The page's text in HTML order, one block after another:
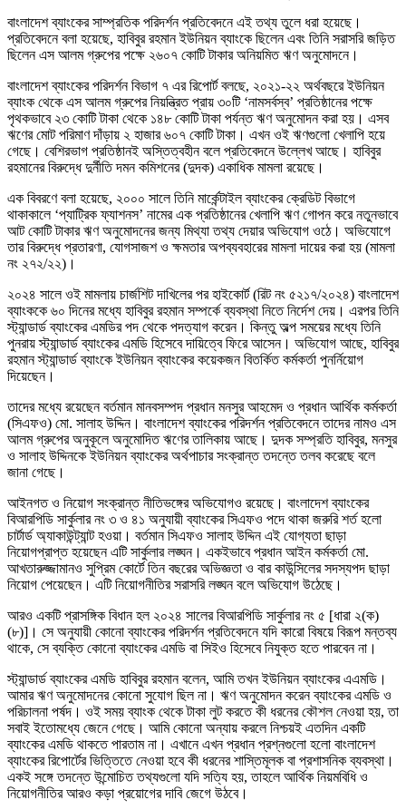
বাংলাদেশ ব্যাংকের সাম্প্রতিক পরিদর্শন প্রতিবেদনে এই তথ্য তুলে ধরা হয়েছে।
প্রতিবেদনে বলা হয়েছে, হাবিবুর রহমান ইউনিয়ন ব্যাংকে ছিলেন এবং তিনি সরাসরি জড়িত
ছিলেন এস আলম গ্রুপের পক্ষে ২৬০৭ কোটি টাকার অনিয়মিত ঋণ অনুমোদনে।
বাংলাদেশ ব্যাংকের পরিদর্শন বিভাগ ৭ এর রিপোর্ট বলছে, ২০২১-২২ অর্থবছরে ইউনিয়ন
ব্যাংক থেকে এস আলম গ্রুপের নিয়ন্ত্রিত প্রায় ৩০টি ‘নামসর্বস্ব’ প্রতিষ্ঠানের পক্ষে
পৃথকভাবে ২৩ কোটি টাকা থেকে ১৪৮ কোটি টাকা পর্যন্ত ঋণ অনুমোদন করা হয়। এসব
ঋণের মোট পরিমাণ দাঁড়ায় ২ হাজার ৬০৭ কোটি টাকা। এখন ওই ঋণগুলো খেলাপি হয়ে
গেছে। বেশিরভাগ প্রতিষ্ঠানই অস্তিত্বহীন বলে প্রতিবেদনে উল্লেখ আছে। হাবিবুর
রহমানের বিরুদ্ধে দুর্নীতি দমন কমিশনের (দুদক) একাধিক মামলা রয়েছে।
এক বিবরণে বলা হয়েছে, ২০০০ সালে তিনি মার্কেন্টাইল ব্যাংকের ক্রেডিট বিভাগে
থাকাকালে ‘প্যাট্রিক ফ্যাশনস’ নামের এক প্রতিষ্ঠানের খেলাপি ঋণ গোপন করে নতুনভাবে
আট কোটি টাকার ঋণ অনুমোদনের জন্য মিথ্যা তথ্য দেয়ার অভিযোগ ওঠে। অভিযোগে
তার বিরুদ্ধে প্রতারণা, যোগসাজশ ও ক্ষমতার অপব্যবহারের মামলা দায়ের করা হয় (মামলা
নং ২৭২/২২)।
২০২৪ সালে ওই মামলায় চার্জশিট দাখিলের পর হাইকোর্ট (রিট নং ৫২১৭/২০২৪) বাংলাদেশ
ব্যাংককে ৬০ দিনের মধ্যে হাবিবুর রহমান সম্পর্কে ব্যবস্থা নিতে নির্দেশ দেয়। এরপর তিনি
স্ট্যান্ডার্ড ব্যাংকের এমডির পদ থেকে পদত্যাগ করেন। কিন্তু অল্প সময়ের মধ্যে তিনি
পুনরায় স্ট্যান্ডার্ড ব্যাংকের এমডি হিসেবে দায়িত্বে ফিরে আসেন। অভিযোগ আছে, হাবিবুর
রহমান স্ট্যান্ডার্ড ব্যাংকে ইউনিয়ন ব্যাংকের কয়েকজন বিতর্কিত কর্মকর্তা পুনর্নিয়োগ
দিয়েছেন।
তাদের মধ্যে রয়েছেন বর্তমান মানবসম্পদ প্রধান মনসুর আহমেদ ও প্রধান আর্থিক কর্মকর্তা
(সিএফও) মো. সালাহ উদ্দিন। বাংলাদেশ ব্যাংকের পরিদর্শন প্রতিবেদনে তাদের নামও এস
আলম গ্রুপের অনুকূলে অনুমোদিত ঋণের তালিকায় আছে। দুদক সম্প্রতি হাবিবুর, মনসুর
ও সালাহ উদ্দিনকে ইউনিয়ন ব্যাংকের অর্থপাচার সংক্রান্ত তদন্তে তলব করেছে বলে
জানা গেছে।
আইনগত ও নিয়োগ সংক্রান্ত নীতিভঙ্গের অভিযোগও রয়েছে। বাংলাদেশ ব্যাংকের
বিআরপিডি সার্কুলার নং ৩ ও ৪১ অনুযায়ী ব্যাংকের সিএফও পদে থাকা জরুরি শর্ত হলো
চার্টার্ড অ্যাকাউন্ট্যান্ট হওয়া। বর্তমান সিএফও সালাহ উদ্দিন এই যোগ্যতা ছাড়া
নিয়োগপ্রাপ্ত হয়েছেন এটি সার্কুলার লঙ্ঘন। একইভাবে প্রধান আইন কর্মকর্তা মো.
আখতারুজ্জামানও সুপ্রিম কোর্টে তিন বছরের অভিজ্ঞতা ও বার কাউন্সিলের সদস্যপদ ছাড়া
নিয়োগ পেয়েছেন। এটি নিয়োগনীতির সরাসরি লঙ্ঘন বলে অভিযোগ উঠেছে।
আরও একটি প্রাসঙ্গিক বিধান হল ২০২৪ সালের বিআরপিডি সার্কুলার নং ৫ [ধারা ২(ক)
(৮)]। সে অনুযায়ী কোনো ব্যাংকের পরিদর্শন প্রতিবেদনে যদি কারো বিষয়ে বিরূপ মন্তব্য
থাকে, সে ব্যক্তি কোনো ব্যাংকের এমডি বা সিইও হিসেবে নিযুক্ত হতে পারবেন না।
স্ট্যান্ডার্ড ব্যাংকের এমডি হাবিবুর রহমান বলেন, আমি তখন ইউনিয়ন ব্যাংকের এএমডি।
আমার ঋণ অনুমোদনের কোনো সুযোগ ছিল না। ঋণ অনুমোদন করেন ব্যাংকের এমডি ও
পরিচালনা পর্ষদ। ওই সময় ব্যাংক থেকে টাকা লুট করতে কী ধরনের কৌশল নেওয়া হয়, তা
সবাই ইতোমধ্যে জেনে গেছে। আমি কোনো অন্যায় করলে নিশ্চয়ই এতদিন একটি
ব্যাংকের এমডি থাকতে পারতাম না। এখানে এখন প্রধান প্রশ্নগুলো হলো বাংলাদেশ
ব্যাংকের রিপোর্টের ভিত্তিতে নেওয়া হবে কী ধরনের শাস্তিমূলক বা প্রশাসনিক ব্যবস্থা।
একই সঙ্গে তদন্তে উন্মোচিত তথ্যগুলো যদি সত্যি হয়, তাহলে আর্থিক নিয়মবিধি ও
নিয়োগনীতির আরও কড়া প্রয়োগের দাবি জেগে উঠবে।